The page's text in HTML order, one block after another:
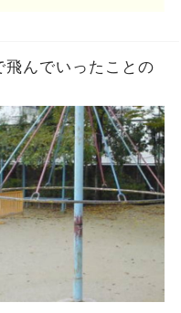
飛んでいったことの